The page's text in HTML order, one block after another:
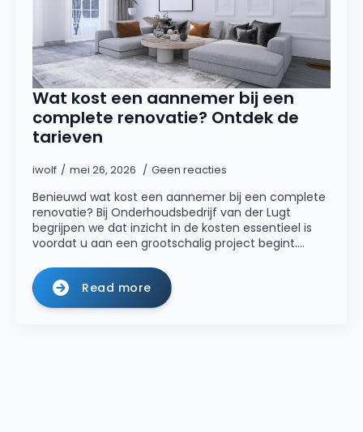
Wat kost een aannemer bij een
complete renovatie? Ontdek de
tarieven
iwolf mei 26, 2026 Geen reacties
Benieuwd wat kost een aannemer bij een complete
renovatie? Bij Onderhoudsbedrijf van der Lugt
begrijpen we dat inzicht in de kosten essentieel is
voordat u aan een grootschalig project begint.…
Read more